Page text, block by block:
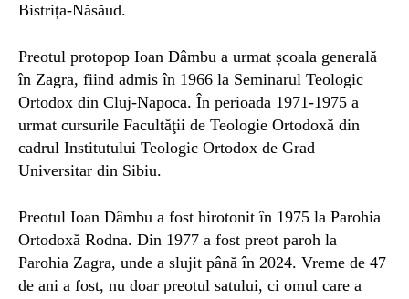
Bistrița-Năsăud.
Preotul protopop Ioan Dâmbu a urmat școala generală
în Zagra, fiind admis în 1966 la Seminarul Teologic
Ortodox din Cluj-Napoca. În perioada 1971-1975 a
urmat cursurile Facultăţii de Teologie Ortodoxă din
cadrul Institutului Teologic Ortodox de Grad
Universitar din Sibiu.
Preotul Ioan Dâmbu a fost hirotonit în 1975 la Parohia
Ortodoxă Rodna. Din 1977 a fost preot paroh la
Parohia Zagra, unde a slujit până în 2024. Vreme de 47
de ani a fost, nu doar preotul satului, ci omul care a